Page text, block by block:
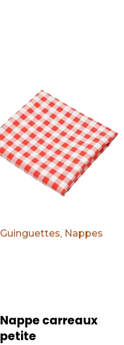
Guinguettes, Nappes
Nappe carreaux
petite